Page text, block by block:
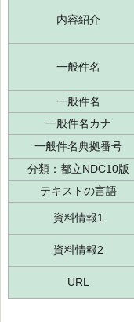
内容紹介
一般件名
一般件名
一般件名カナ
一般件名典拠番号
分類：都立NDC10版
テキストの言語
資料情報1
資料情報2
URL